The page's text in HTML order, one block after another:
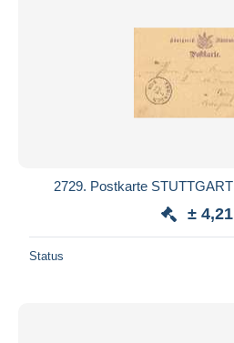
2729. Postkarte
±
Status